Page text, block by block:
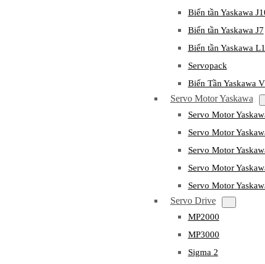
Biến tần Yaskawa
Biến tần Yaskawa J7
Biến tần Yaskawa
Servopack
Biến Tần Yaskawa
Servo Motor Yaskawa
Servo Motor
Servo Motor
Servo Motor
Servo Motor
Servo Motor
Servo Drive
MP2000
MP3000
Sigma 2